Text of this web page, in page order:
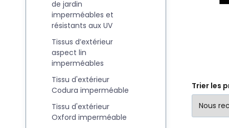
Trier les
de jardin
imperméables et
résistants aux UV
Tissus d’extérieur
aspect lin
imperméables
Tissu d'extérieur
Codura imperméable
Tissu d'extérieur
Oxford imperméable